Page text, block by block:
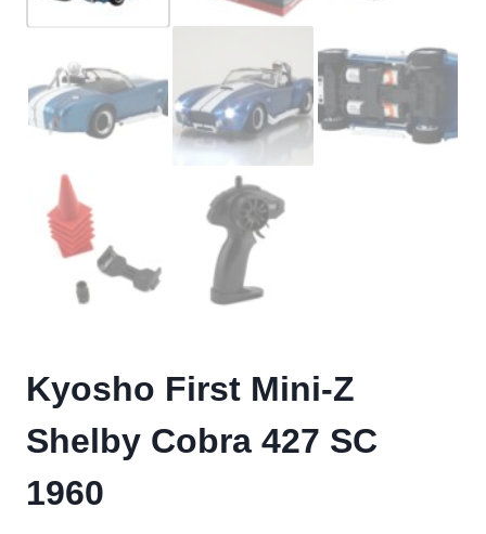
Kyosho First Mini-Z
Shelby Cobra 427 SC
1960